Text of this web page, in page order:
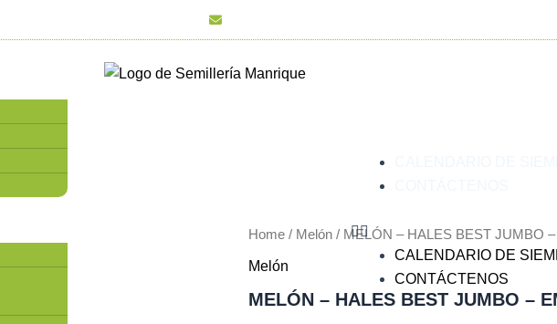
Menu
CALENDARIO DE
CONTÁCTENOS
Home / Melón / MELÓN – HALES BEST JUMBO
Melón
MELÓN – HALES BEST JUMBO –